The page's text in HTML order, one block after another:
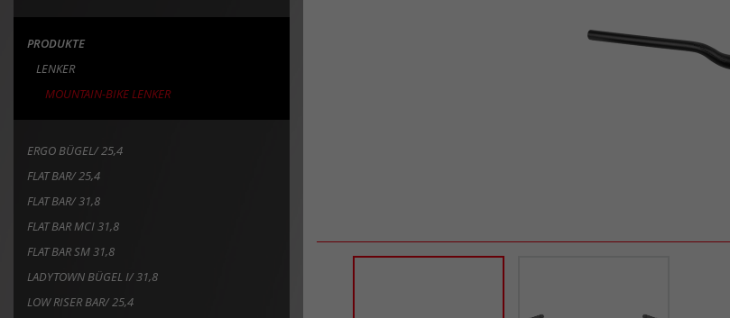
PRODUKTE
LENKER
MOUNTAIN-BIKE LENKER
ERGO BÜGEL/ 25,4
FLAT BAR/ 25,4
FLAT BAR/ 31,8
FLAT BAR MCI 31,8
FLAT BAR SM 31,8
LADYTOWN BÜGEL I/ 31,8
LOW RISER BAR/ 25,4